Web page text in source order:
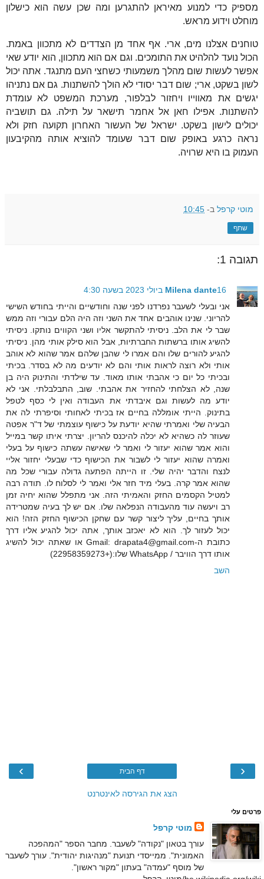
מספיק כדי למנוע מאיראן להתגרען ומה שכן עשה הוא כישלון
מוחלט וידוע מראש.
טוחנים אצלנו מים, ארי. אף אחד מן הצדדים לא מתכוון באמת.
הכול נועד להלהיט את התומכים. וגם אם הוא מתכוון, הוא יודע שאי
אפשר לעשות שום מהלך משמעותי כשחצי העם מתנגד. אתה יכול
לשון בשקט, ארי; שום דבר יסודי לא הולך להשתנות. גם אם נתניהו
יגשים את מאווייו ויחזור לבלפור, מערכת המשפט לא עומדת
להשתנות. אפילו חאן אל אחמר תישאר על תילה. גם תושביה
יכולים לישון בשקט. ישראל של העשור האחרון תקועה חזק ולא
נראה כרגע באופק שום דבר שעומד להוציא אותה מהקיבעון
העמוק בו היא שרויה.
מוטי קרפל ב- 10:45
שתף
תגובה 1:
Milena dante16 ביולי 2023 בשעה 4:30
אני ובעלי לשעבר נפרדנו לפני שנה וחודשיים והייתי בחודש השישי
להריוני. שנינו אוהבים אחד את השני וזה היה הלם עבורי וזה ממש
שבר לי את הלב. ניסיתי להתקשר אליו ושני הקווים נותקו. ניסיתי
להשיג אותו ברשתות החברתיות, אבל הוא סילק אותי מהן. ניסיתי
להגיע להורים שלו והם אמרו לי שהבן שלהם אמר שהוא לא אוהב
אותי ולא רוצה לראות אותי והם לא יודעים מה לא בסדר. בכיתי
ובכיתי כל יום כי אהבתי אותו מאוד. עד שילדתי והתינוק היה בן
שנה, לא הצלחתי להחזיר את אהבתי. שוב, התבלבלתי. אני לא
יודע מה לעשות וגם איבדתי את העבודה ואין לי כסף לטפל
בתינוק. הייתי אומללה בחיים אז בכיתי לאחותי וסיפרתי לה את
הבעיה שלי ואמרתי שהיא יודעת על כישוף עוצמתי של ד"ר אפטה
שעוזר לה כשהיא לא יכלה להיכנס להריון. יצרתי איתו קשר במייל
והוא אמר שהוא יעזור לי ואמר לי שאישה עשתה כישוף על בעלי
ואמרה שהוא יעזור לי לשבור את הכישוף כדי שבעלי יחזור אליי
לנצח והדבר יהיה שלי. זו הייתה הפתעה גדולה עבורי שכל מה
שהוא אמר קרה. בעלי מיד חזר אלי ואמר לי לסלוח לו. תודה רבה
למטיל הקסמים החזק והאמיתי הזה. אני מתפלל שהוא יחיה זמן
רב ויעשה עוד מהעבודה הנפלאה שלו. אם יש לך בעיה שמטרידה
אותך בחיים, עליך ליצור קשר עם שחקן הכישוף החזק הזה! הוא
יכול לעזור לך. הוא לא יאכזב אותך, אתה יכול להגיע אליו דרך
כתובת ה-Gmail: drapata4@gmail.com או שאתה יכול להשיג
אותו דרך הוויבר / WhatsApp שלו:(+22958359273)
השב
‹
› דף הבית
הצג את הגירסה לאינטרנט
פרטים עלי
מוטי קרפל
עורך בטאון "נקודה" לשעבר. מחבר הספר "המהפכה
האמונית". ממייסדי תנועת "מנהיגות יהודית". עורך לשעבר
של מוסף "עמדה" בעתון "מקור ראשון".